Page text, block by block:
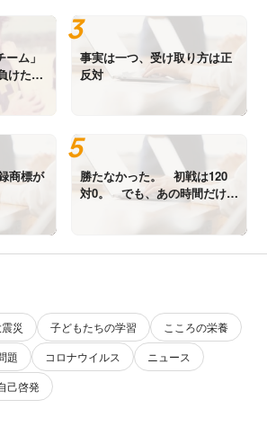
ム」
けたの
私で
事実は一つ、受け取り方は正
反対
商標が
勝たなかった。 初戦は120
対0。 でも、あの時間だけは
災 子どもたちの学習
こころの栄養
題 コロナウイルス
ニュース
己啓発